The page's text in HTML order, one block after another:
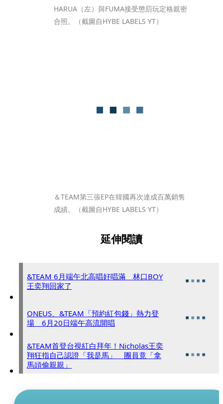
HARUA（左）與FUMA接受懲罰玩定格親密
合照。（截圖自HYBE LABELS YT）
＆TEAM第三張EP在韓國再次達成百萬銷售
成績。（截圖自HYBE LABELS YT）
延伸閱讀
&TEAM 6月端午北高唱好唱滿 林口BOY
王奕翔回家了
ONEUS、&TEAM「預約紅包錢」熱力登
場 6月20日端午高流開唱
&TEAM首登台視紅白拜年！Nicholas王奕
翔狂指自己認證「我是馬」 團員竟「拿
馬頭偷親親」